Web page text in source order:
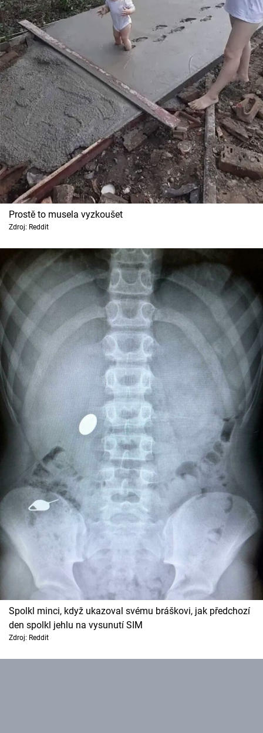
Prostě to musela vyzkoušet
Zdroj: Reddit
Spolkl minci, když ukazoval svému bráškovi, jak předchozí
den spolkl jehlu na vysunutí SIM
Zdroj: Reddit